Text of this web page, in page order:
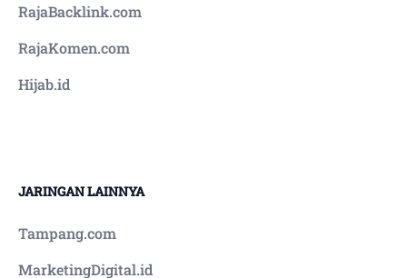
RajaBacklink.com
RajaKomen.com
Hijab.id
JARINGAN LAINNYA
Tampang.com
MarketingDigital.id